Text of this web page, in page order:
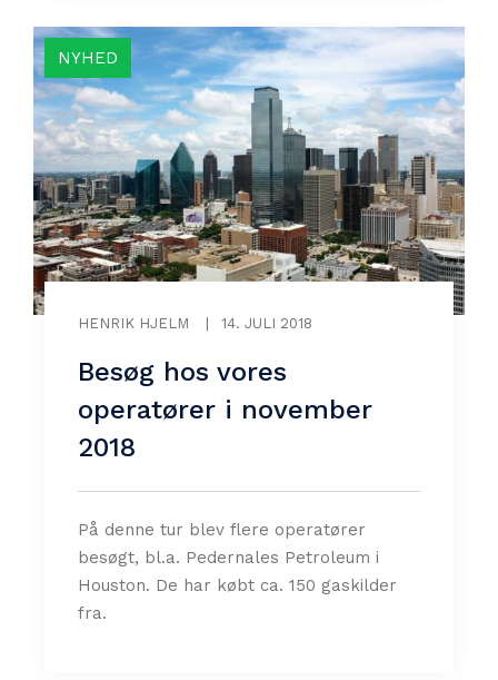
NYHED
HENRIK HJELM 14. JULI 2018
Besøg hos vores
operatører i november
2018
På denne tur blev flere operatører
besøgt, bl.a. Pedernales Petroleum i
Houston. De har købt ca. 150 gaskilder
fra.